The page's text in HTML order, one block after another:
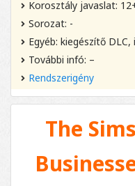
Korosztály javaslat:
Sorozat: -
Egyéb: kiegészítő
További infó: –
Rendszerigény
The